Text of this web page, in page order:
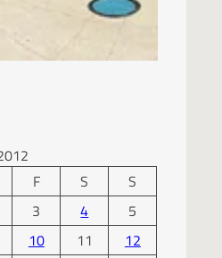
F S
S
3 4
5
10 11
12